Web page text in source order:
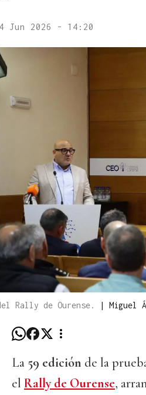
Jun 2026 - 14:20
Rally de Ourense. | Miguel
La 59 edición de la
el Rally de Ourense,